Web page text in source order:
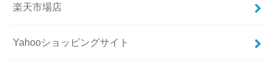
楽天市場店
Yahooショッピングサイト